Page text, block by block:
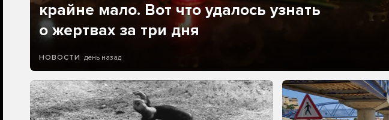
крайне мало. Вот что удалось узнать
о жертвах за три дня
НОВОСТИ день назад